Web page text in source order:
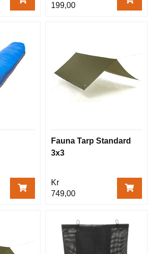
199,00
Fauna Tarp Standard
3x3
Kr
749,00